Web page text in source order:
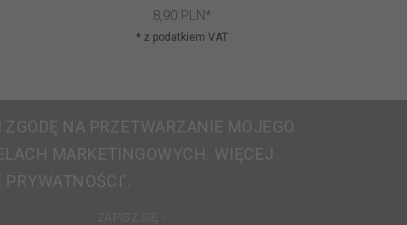
8,90 PLN*
* z podatkiem VAT
NA PRZETWARZANIE MOJEGO
MARKETINGOWYCH. WIĘCEJ
ZAPISZ SIĘ -